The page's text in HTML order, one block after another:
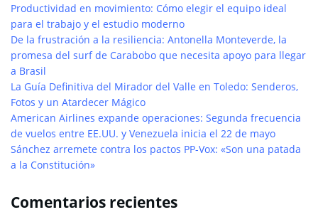
Productividad en movimiento: Cómo elegir el equipo ideal
para el trabajo y el estudio moderno
De la frustración a la resiliencia: Antonella Monteverde, la
promesa del surf de Carabobo que necesita apoyo para llegar
a Brasil
La Guía Definitiva del Mirador del Valle en Toledo: Senderos,
Fotos y un Atardecer Mágico
American Airlines expande operaciones: Segunda frecuencia
de vuelos entre EE.UU. y Venezuela inicia el 22 de mayo
Sánchez arremete contra los pactos PP-Vox: «Son una patada
a la Constitución»
Comentarios recientes